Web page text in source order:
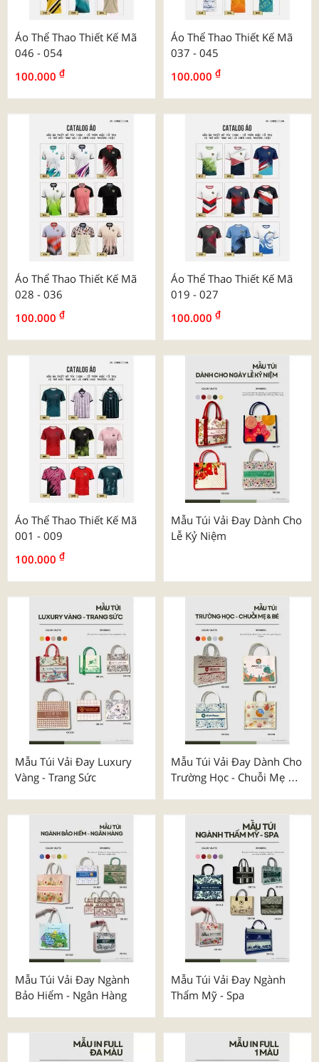
Áo Thể Thao Thiết Kế Mã
046 - 054
100.000 ₫
Áo Thể Thao Thiết Kế Mã
037 - 045
100.000 ₫
Áo Thể Thao Thiết Kế Mã
028 - 036
100.000 ₫
Áo Thể Thao Thiết Kế Mã
019 - 027
100.000 ₫
Áo Thể Thao Thiết Kế Mã
001 - 009
100.000 ₫
Mẫu Túi Vải Đay Dành Cho
Lễ Kỷ Niệm
Mẫu Túi Vải Đay Luxury
Vàng - Trang Sức
Mẫu Túi Vải Đay Dành Cho
Trường Học - Chuỗi Mẹ &
Mẫu Túi Vải Đay Ngành
Bảo Hiểm - Ngân Hàng
Mẫu Túi Vải Đay Ngành
Thẩm Mỹ - Spa